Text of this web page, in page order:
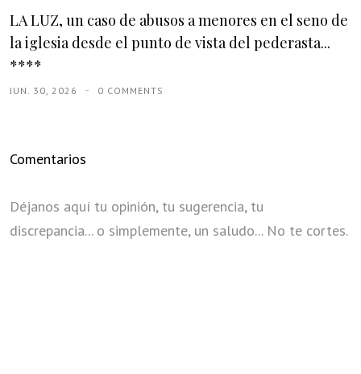
LA LUZ, un caso de abusos a menores en el seno de
la iglesia desde el punto de vista del pederasta...
****
JUN. 30, 2026 0 COMMENTS
Comentarios
Déjanos aquí tu opinión, tu sugerencia, tu
discrepancia... o simplemente, un saludo... No te cortes.